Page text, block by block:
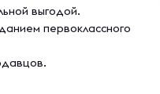
выгодой.
первоклассного